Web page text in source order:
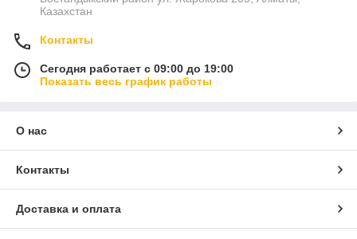
Казахстан
Контакты
Сегодня работает с 09:00 до 19:00
Показать весь график работы
О нас
Контакты
Доставка и оплата